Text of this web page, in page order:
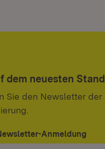
dem neuesten Stand
Sie den Newsletter der
Anmeldung